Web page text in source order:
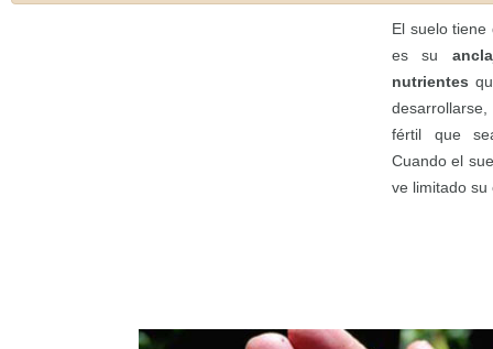
El suelo tiene
es su
nutrientes
fértil que
Cuando el
ve limitado su